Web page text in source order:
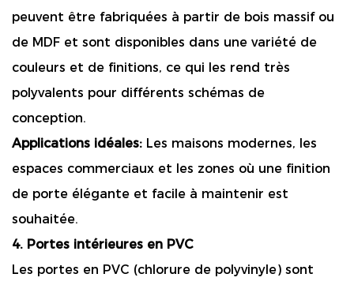
peuvent être fabriquées à partir de bois massif ou
de MDF et sont disponibles dans une variété de
couleurs et de finitions, ce qui les rend très
polyvalents pour différents schémas de
conception.
Applications idéales: Les maisons modernes, les
espaces commerciaux et les zones où une finition
de porte élégante et facile à maintenir est
souhaitée.
4. Portes intérieures en PVC
Les portes en PVC (chlorure de polyvinyle) sont